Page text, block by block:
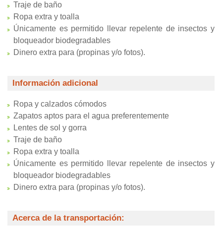
Traje de baño
Ropa extra y toalla
Únicamente es permitido llevar repelente de insectos y
bloqueador biodegradables
Dinero extra para (propinas y/o fotos).
Información adicional
Ropa y calzados cómodos
Zapatos aptos para el agua preferentemente
Lentes de sol y gorra
Traje de baño
Ropa extra y toalla
Únicamente es permitido llevar repelente de insectos y
bloqueador biodegradables
Dinero extra para (propinas y/o fotos).
Acerca de la transportación: